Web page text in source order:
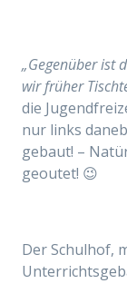
„Gegenüber ist
wir früher
die
nur links
gebaut! –
geoutet! 😉
Der Schulhof,